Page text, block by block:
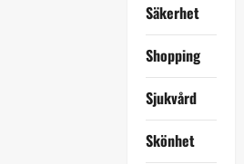
Säkerhet
Shopping
Sjukvård
Skönhet